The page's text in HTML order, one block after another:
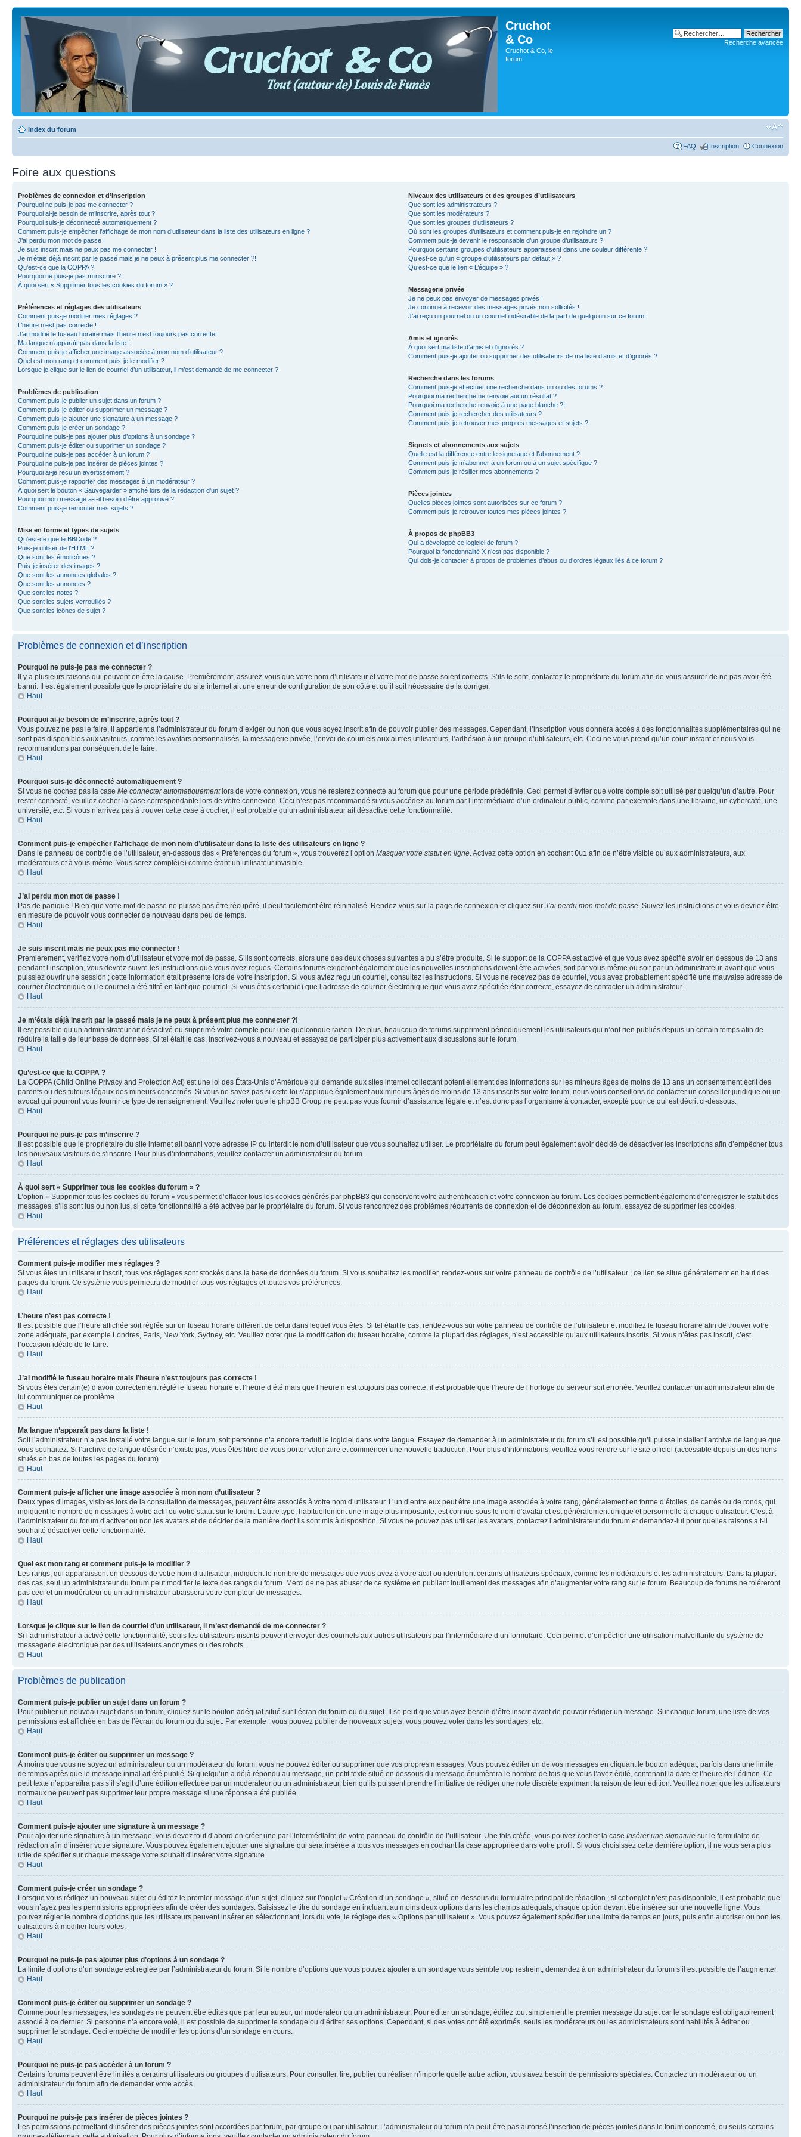
Cruchot
& Co
Cruchot & Co, le
forum
Recherche avancée
Index du forum
FAQ Inscription Connexion
Foire aux questions
Problèmes de connexion et d’inscription
Pourquoi ne puis-je pas me connecter ?
Pourquoi ai-je besoin de m’inscrire, après tout ?
Pourquoi suis-je déconnecté automatiquement ?
Comment puis-je empêcher l’affichage de mon nom d’utilisateur dans la liste des utilisateurs en ligne ?
J’ai perdu mon mot de passe !
Je suis inscrit mais ne peux pas me connecter !
Je m’étais déjà inscrit par le passé mais je ne peux à présent plus me connecter ?!
Qu’est-ce que la COPPA ?
Pourquoi ne puis-je pas m’inscrire ?
À quoi sert « Supprimer tous les cookies du forum » ?
Préférences et réglages des utilisateurs
Comment puis-je modifier mes réglages ?
L’heure n’est pas correcte !
J’ai modifié le fuseau horaire mais l’heure n’est toujours pas correcte !
Ma langue n’apparaît pas dans la liste !
Comment puis-je afficher une image associée à mon nom d’utilisateur ?
Quel est mon rang et comment puis-je le modifier ?
Lorsque je clique sur le lien de courriel d’un utilisateur, il m’est demandé de me connecter ?
Problèmes de publication
Comment puis-je publier un sujet dans un forum ?
Comment puis-je éditer ou supprimer un message ?
Comment puis-je ajouter une signature à un message ?
Comment puis-je créer un sondage ?
Pourquoi ne puis-je pas ajouter plus d’options à un sondage ?
Comment puis-je éditer ou supprimer un sondage ?
Pourquoi ne puis-je pas accéder à un forum ?
Pourquoi ne puis-je pas insérer de pièces jointes ?
Pourquoi ai-je reçu un avertissement ?
Comment puis-je rapporter des messages à un modérateur ?
À quoi sert le bouton « Sauvegarder » affiché lors de la rédaction d’un sujet ?
Pourquoi mon message a-t-il besoin d’être approuvé ?
Comment puis-je remonter mes sujets ?
Mise en forme et types de sujets
Qu’est-ce que le BBCode ?
Puis-je utiliser de l’HTML ?
Que sont les émoticônes ?
Puis-je insérer des images ?
Que sont les annonces globales ?
Que sont les annonces ?
Que sont les notes ?
Que sont les sujets verrouillés ?
Que sont les icônes de sujet ?
Niveaux des utilisateurs et des groupes d’utilisateurs
Que sont les administrateurs ?
Que sont les modérateurs ?
Que sont les groupes d’utilisateurs ?
Où sont les groupes d’utilisateurs et comment puis-je en rejoindre un ?
Comment puis-je devenir le responsable d’un groupe d’utilisateurs ?
Pourquoi certains groupes d’utilisateurs apparaissent dans une couleur différente ?
Qu’est-ce qu’un « groupe d’utilisateurs par défaut » ?
Qu’est-ce que le lien « L’équipe » ?
Messagerie privée
Je ne peux pas envoyer de messages privés !
Je continue à recevoir des messages privés non sollicités !
J’ai reçu un pourriel ou un courriel indésirable de la part de quelqu’un sur ce forum !
Amis et ignorés
À quoi sert ma liste d’amis et d’ignorés ?
Comment puis-je ajouter ou supprimer des utilisateurs de ma liste d’amis et d’ignorés ?
Recherche dans les forums
Comment puis-je effectuer une recherche dans un ou des forums ?
Pourquoi ma recherche ne renvoie aucun résultat ?
Pourquoi ma recherche renvoie à une page blanche ?!
Comment puis-je rechercher des utilisateurs ?
Comment puis-je retrouver mes propres messages et sujets ?
Signets et abonnements aux sujets
Quelle est la différence entre le signetage et l’abonnement ?
Comment puis-je m’abonner à un forum ou à un sujet spécifique ?
Comment puis-je résilier mes abonnements ?
Pièces jointes
Quelles pièces jointes sont autorisées sur ce forum ?
Comment puis-je retrouver toutes mes pièces jointes ?
À propos de phpBB3
Qui a développé ce logiciel de forum ?
Pourquoi la fonctionnalité X n’est pas disponible ?
Qui dois-je contacter à propos de problèmes d’abus ou d’ordres légaux liés à ce forum ?
Problèmes de connexion et d’inscription
Pourquoi ne puis-je pas me connecter ?
Il y a plusieurs raisons qui peuvent en être la cause. Premièrement, assurez-vous que votre nom d’utilisateur et votre mot de passe soient corrects. S’ils le sont, contactez le propriétaire du forum afin de vous assurer de ne pas avoir été
banni. Il est également possible que le propriétaire du site internet ait une erreur de configuration de son côté et qu’il soit nécessaire de la corriger.
Haut
Pourquoi ai-je besoin de m’inscrire, après tout ?
Vous pouvez ne pas le faire, il appartient à l’administrateur du forum d’exiger ou non que vous soyez inscrit afin de pouvoir publier des messages. Cependant, l’inscription vous donnera accès à des fonctionnalités supplémentaires qui ne
sont pas disponibles aux visiteurs, comme les avatars personnalisés, la messagerie privée, l’envoi de courriels aux autres utilisateurs, l’adhésion à un groupe d’utilisateurs, etc. Ceci ne vous prend qu’un court instant et nous vous
recommandons par conséquent de le faire.
Haut
Pourquoi suis-je déconnecté automatiquement ?
Si vous ne cochez pas la case Me connecter automatiquementlors de votre connexion, vous ne resterez connecté au forum que pour une période prédéfinie. Ceci permet d’éviter que votre compte soit utilisé par quelqu’un d’autre. Pour
rester connecté, veuillez cocher la case correspondante lors de votre connexion. Ceci n’est pas recommandé si vous accédez au forum par l’intermédiaire d’un ordinateur public, comme par exemple dans une librairie, un cybercafé, une
université, etc. Si vous n’arrivez pas à trouver cette case à cocher, il est probable qu’un administrateur ait désactivé cette fonctionnalité.
Haut
Comment puis-je empêcher l’affichage de mon nom d’utilisateur dans la liste des utilisateurs en ligne ?
Dans le panneau de contrôle de l’utilisateur, en-dessous des « Préférences du forum », vous trouverez l’option Masquer votre statut en ligne. Activez cette option en cochantOui afin de n’être visible qu’aux administrateurs, aux
modérateurs et à vous-même. Vous serez compté(e) comme étant un utilisateur invisible.
Haut
J’ai perdu mon mot de passe !
Pas de panique ! Bien que votre mot de passe ne puisse pas être récupéré, il peut facilement être réinitialisé. Rendez-vous sur la page de connexion et cliquez sur J’ai perdu mon mot de passe. Suivez les instructions et vous devriez être
en mesure de pouvoir vous connecter de nouveau dans peu de temps.
Haut
Je suis inscrit mais ne peux pas me connecter !
Premièrement, vérifiez votre nom d’utilisateur et votre mot de passe. S’ils sont corrects, alors une des deux choses suivantes a pu s’être produite. Si le support de la COPPA est activé et que vous avez spécifié avoir en dessous de 13 ans
pendant l’inscription, vous devrez suivre les instructions que vous avez reçues. Certains forums exigeront également que les nouvelles inscriptions doivent être activées, soit par vous-même ou soit par un administrateur, avant que vous
puissiez ouvrir une session ; cette information était présente lors de votre inscription. Si vous aviez reçu un courriel, consultez les instructions. Si vous ne recevez pas de courriel, vous avez probablement spécifié une mauvaise adresse de
courrier électronique ou le courriel a été filtré en tant que pourriel. Si vous êtes certain(e) que l’adresse de courrier électronique que vous avez spécifiée était correcte, essayez de contacter un administrateur.
Haut
Je m’étais déjà inscrit par le passé mais je ne peux à présent plus me connecter ?!
Il est possible qu’un administrateur ait désactivé ou supprimé votre compte pour une quelconque raison. De plus, beaucoup de forums suppriment périodiquement les utilisateurs qui n’ont rien publiés depuis un certain temps afin de
réduire la taille de leur base de données. Si tel était le cas, inscrivez-vous à nouveau et essayez de participer plus activement aux discussions sur le forum.
Haut
Qu’est-ce que la COPPA ?
La COPPA (Child Online Privacy and Protection Act) est une loi des États-Unis d’Amérique qui demande aux sites internet collectant potentiellement des informations sur les mineurs âgés de moins de 13 ans un consentement écrit des
parents ou des tuteurs légaux des mineurs concernés. Si vous ne savez pas si cette loi s’applique également aux mineurs âgés de moins de 13 ans inscrits sur votre forum, nous vous conseillons de contacter un conseiller juridique ou un
avocat qui pourront vous fournir ce type de renseignement. Veuillez noter que le phpBB Group ne peut pas vous fournir d’assistance légale et n’est donc pas l’organisme à contacter, excepté pour ce qui est décrit ci-dessous.
Haut
Pourquoi ne puis-je pas m’inscrire ?
Il est possible que le propriétaire du site internet ait banni votre adresse IP ou interdit le nom d’utilisateur que vous souhaitez utiliser. Le propriétaire du forum peut également avoir décidé de désactiver les inscriptions afin d’empêcher tous
les nouveaux visiteurs de s’inscrire. Pour plus d’informations, veuillez contacter un administrateur du forum.
Haut
À quoi sert « Supprimer tous les cookies du forum » ?
L’option « Supprimer tous les cookies du forum » vous permet d’effacer tous les cookies générés par phpBB3 qui conservent votre authentification et votre connexion au forum. Les cookies permettent également d’enregistrer le statut des
messages, s’ils sont lus ou non lus, si cette fonctionnalité a été activée par le propriétaire du forum. Si vous rencontrez des problèmes récurrents de connexion et de déconnexion au forum, essayez de supprimer les cookies.
Haut
Préférences et réglages des utilisateurs
Comment puis-je modifier mes réglages ?
Si vous êtes un utilisateur inscrit, tous vos réglages sont stockés dans la base de données du forum. Si vous souhaitez les modifier, rendez-vous sur votre panneau de contrôle de l’utilisateur ; ce lien se situe généralement en haut des
pages du forum. Ce système vous permettra de modifier tous vos réglages et toutes vos préférences.
Haut
L’heure n’est pas correcte !
Il est possible que l’heure affichée soit réglée sur un fuseau horaire différent de celui dans lequel vous êtes. Si tel était le cas, rendez-vous sur votre panneau de contrôle de l’utilisateur et modifiez le fuseau horaire afin de trouver votre
zone adéquate, par exemple Londres, Paris, New York, Sydney, etc. Veuillez noter que la modification du fuseau horaire, comme la plupart des réglages, n’est accessible qu’aux utilisateurs inscrits. Si vous n’êtes pas inscrit, c’est
l’occasion idéale de le faire.
Haut
J’ai modifié le fuseau horaire mais l’heure n’est toujours pas correcte !
Si vous êtes certain(e) d’avoir correctement réglé le fuseau horaire et l’heure d’été mais que l’heure n’est toujours pas correcte, il est probable que l’heure de l’horloge du serveur soit erronée. Veuillez contacter un administrateur afin de
lui communiquer ce problème.
Haut
Ma langue n’apparaît pas dans la liste !
Soit l’administrateur n’a pas installé votre langue sur le forum, soit personne n’a encore traduit le logiciel dans votre langue. Essayez de demander à un administrateur du forum s’il est possible qu’il puisse installer l’archive de langue que
vous souhaitez. Si l’archive de langue désirée n’existe pas, vous êtes libre de vous porter volontaire et commencer une nouvelle traduction. Pour plus d’informations, veuillez vous rendre sur le site officiel (accessible depuis un des liens
situés en bas de toutes les pages du forum).
Haut
Comment puis-je afficher une image associée à mon nom d’utilisateur ?
Deux types d’images, visibles lors de la consultation de messages, peuvent être associés à votre nom d’utilisateur. L’un d’entre eux peut être une image associée à votre rang, généralement en forme d’étoiles, de carrés ou de ronds, qui
indiquent le nombre de messages à votre actif ou votre statut sur le forum. L’autre type, habituellement une image plus imposante, est connue sous le nom d’avatar et est généralement unique et personnelle à chaque utilisateur. C’est à
l’administrateur du forum d’activer ou non les avatars et de décider de la manière dont ils sont mis à disposition. Si vous ne pouvez pas utiliser les avatars, contactez l’administrateur du forum et demandez-lui pour quelles raisons a t-il
souhaité désactiver cette fonctionnalité.
Haut
Quel est mon rang et comment puis-je le modifier ?
Les rangs, qui apparaissent en dessous de votre nom d’utilisateur, indiquent le nombre de messages que vous avez à votre actif ou identifient certains utilisateurs spéciaux, comme les modérateurs et les administrateurs. Dans la plupart
des cas, seul un administrateur du forum peut modifier le texte des rangs du forum. Merci de ne pas abuser de ce système en publiant inutilement des messages afin d’augmenter votre rang sur le forum. Beaucoup de forums ne toléreront
pas ceci et un modérateur ou un administrateur abaissera votre compteur de messages.
Haut
Lorsque je clique sur le lien de courriel d’un utilisateur, il m’est demandé de me connecter ?
Si l’administrateur a activé cette fonctionnalité, seuls les utilisateurs inscrits peuvent envoyer des courriels aux autres utilisateurs par l’intermédiaire d’un formulaire. Ceci permet d’empêcher une utilisation malveillante du système de
messagerie électronique par des utilisateurs anonymes ou des robots.
Haut
Problèmes de publication
Comment puis-je publier un sujet dans un forum ?
Pour publier un nouveau sujet dans un forum, cliquez sur le bouton adéquat situé sur l’écran du forum ou du sujet. Il se peut que vous ayez besoin d’être inscrit avant de pouvoir rédiger un message. Sur chaque forum, une liste de vos
permissions est affichée en bas de l’écran du forum ou du sujet. Par exemple : vous pouvez publier de nouveaux sujets, vous pouvez voter dans les sondages, etc.
Haut
Comment puis-je éditer ou supprimer un message ?
À moins que vous ne soyez un administrateur ou un modérateur du forum, vous ne pouvez éditer ou supprimer que vos propres messages. Vous pouvez éditer un de vos messages en cliquant le bouton adéquat, parfois dans une limite
de temps après que le message initial ait été publié. Si quelqu’un a déjà répondu au message, un petit texte situé en dessous du message énumèrera le nombre de fois que vous l’avez édité, contenant la date et l’heure de l’édition. Ce
petit texte n’apparaîtra pas s’il s’agit d’une édition effectuée par un modérateur ou un administrateur, bien qu’ils puissent prendre l’initiative de rédiger une note discrète exprimant la raison de leur édition. Veuillez noter que les utilisateurs
normaux ne peuvent pas supprimer leur propre message si une réponse a été publiée.
Haut
Comment puis-je ajouter une signature à un message ?
Pour ajouter une signature à un message, vous devez tout d’abord en créer une par l’intermédiaire de votre panneau de contrôle de l’utilisateur. Une fois créée, vous pouvez cocher la case Insérer une signature sur le formulaire de
rédaction afin d’insérer votre signature. Vous pouvez également ajouter une signature qui sera insérée à tous vos messages en cochant la case appropriée dans votre profil. Si vous choisissez cette dernière option, il ne vous sera plus
utile de spécifier sur chaque message votre souhait d’insérer votre signature.
Haut
Comment puis-je créer un sondage ?
Lorsque vous rédigez un nouveau sujet ou éditez le premier message d’un sujet, cliquez sur l’onglet « Création d’un sondage », situé en-dessous du formulaire principal de rédaction ; si cet onglet n’est pas disponible, il est probable que
vous n’ayez pas les permissions appropriées afin de créer des sondages. Saisissez le titre du sondage en incluant au moins deux options dans les champs adéquats, chaque option devant être insérée sur une nouvelle ligne. Vous
pouvez régler le nombre d’options que les utilisateurs peuvent insérer en sélectionnant, lors du vote, le réglage des « Options par utilisateur ». Vous pouvez également spécifier une limite de temps en jours, puis enfin autoriser ou non les
utilisateurs à modifier leurs votes.
Haut
Pourquoi ne puis-je pas ajouter plus d’options à un sondage ?
La limite d’options d’un sondage est réglée par l’administrateur du forum. Si le nombre d’options que vous pouvez ajouter à un sondage vous semble trop restreint, demandez à un administrateur du forum s’il est possible de l’augmenter.
Haut
Comment puis-je éditer ou supprimer un sondage ?
Comme pour les messages, les sondages ne peuvent être édités que par leur auteur, un modérateur ou un administrateur. Pour éditer un sondage, éditez tout simplement le premier message du sujet car le sondage est obligatoirement
associé à ce dernier. Si personne n’a encore voté, il est possible de supprimer le sondage ou d’éditer ses options. Cependant, si des votes ont été exprimés, seuls les modérateurs ou les administrateurs sont habilités à éditer ou
supprimer le sondage. Ceci empêche de modifier les options d’un sondage en cours.
Haut
Pourquoi ne puis-je pas accéder à un forum ?
Certains forums peuvent être limités à certains utilisateurs ou groupes d’utilisateurs. Pour consulter, lire, publier ou réaliser n’importe quelle autre action, vous avez besoin de permissions spéciales. Contactez un modérateur ou un
administrateur du forum afin de demander votre accès.
Haut
Pourquoi ne puis-je pas insérer de pièces jointes ?
Les permissions permettant d’insérer des pièces jointes sont accordées par forum, par groupe ou par utilisateur. L’administrateur du forum n’a peut-être pas autorisé l’insertion de pièces jointes dans le forum concerné, ou seuls certains